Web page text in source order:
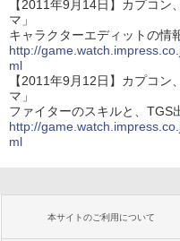
【2011年9月14日】カプコ
マ」
キャラクターエディットの情
http://
ml
【2011年9月12日】カプコ
マ」
ファイターのスキルと、TGS
http://
ml
本サイトのご利用について